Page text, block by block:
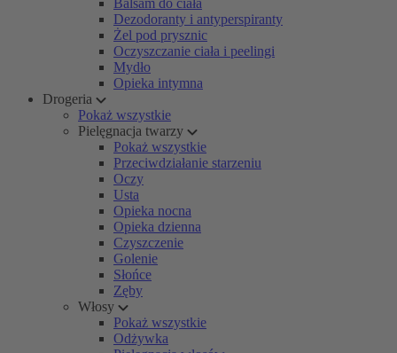
Balsam do ciała
Dezodoranty i antyperspiranty
Żel pod prysznic
Oczyszczanie ciała i peelingi
Mydło
Opieka intymna
Drogeria
Pokaż wszystkie
Pielęgnacja twarzy
Pokaż wszystkie
Przeciwdziałanie starzeniu
Oczy
Usta
Opieka nocna
Opieka dzienna
Czyszczenie
Golenie
Słońce
Zęby
Włosy
Pokaż wszystkie
Odżywka